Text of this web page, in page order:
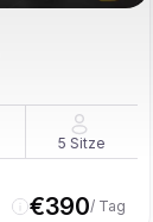
5 Sitze
€390/ Tag